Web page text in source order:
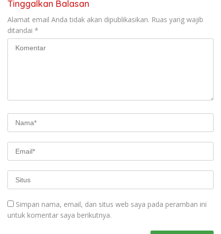
Tinggalkan Balasan
Alamat email Anda tidak akan dipublikasikan. Ruas yang wajib
ditandai *
Simpan nama, email, dan situs web saya pada peramban ini
untuk komentar saya berikutnya.